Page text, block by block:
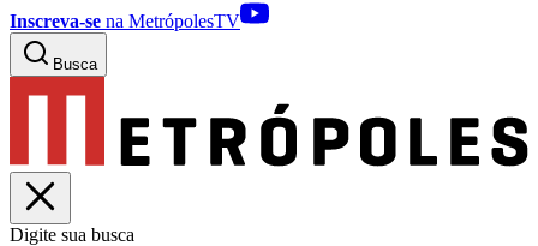
Inscreva-se na MetrópolesTV
Busca
Digite sua busca